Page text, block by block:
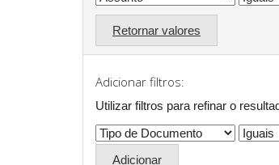
Retornar valores
Adicionar filtros:
Utilizar filtros para refinar o